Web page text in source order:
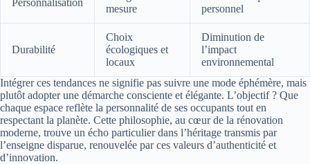
mesure
personnel
Durabilité
Choix
écologiques et
locaux
Diminution de
l’impact
environnemental
Intégrer ces tendances ne signifie pas suivre une mode éphémère, mais
plutôt adopter une démarche consciente et élégante. L’objectif ? Que
chaque espace reflète la personnalité de ses occupants tout en
respectant la planète. Cette philosophie, au cœur de la rénovation
moderne, trouve un écho particulier dans l’héritage transmis par
l’enseigne disparue, renouvelée par ces valeurs d’authenticité et
d’innovation.